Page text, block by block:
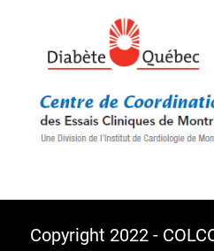
Copyright 2022 -